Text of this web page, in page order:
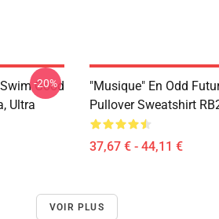
Good
Ultra
-20%
"Musique" En Odd
Pullover Sweatshirt
37,67 € - 44,11 €
VOIR PLUS